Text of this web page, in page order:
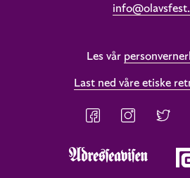
Les vår
Last ned våre etiske